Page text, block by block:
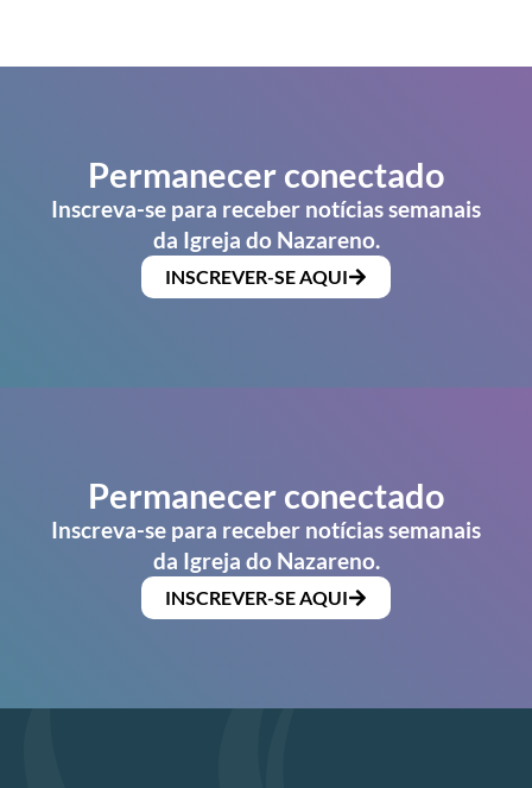
Permanecer conectado
Inscreva-se para receber notícias semanais
da Igreja do Nazareno.
INSCREVER-SE AQUI
Permanecer conectado
Inscreva-se para receber notícias semanais
da Igreja do Nazareno.
INSCREVER-SE AQUI